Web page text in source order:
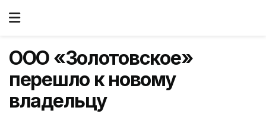
ООО «Золотовское»
перешло к новому
владельцу